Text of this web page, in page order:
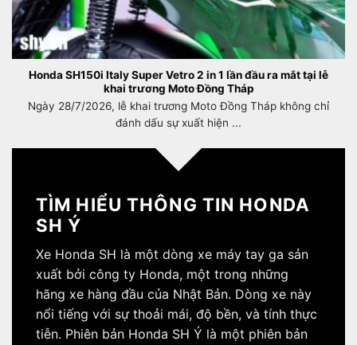
Honda SH150i Italy Super Vetro 2 in 1 lần đầu ra mắt tại lễ
khai trương Moto Đồng Tháp
Ngày 28/7/2026, lễ khai trương Moto Đồng Tháp không chỉ
đánh dấu sự xuất hiện ...
TÌM HIỂU THÔNG TIN HONDA
SH Ý
Xe Honda SH là một dòng xe máy tay ga sản
xuất bởi công ty Honda, một trong những
hãng xe hàng đầu của Nhật Bản. Dòng xe này
nổi tiếng với sự thoải mái, độ bền, và tính thực
tiễn. Phiên bản Honda SH Ý là một phiên bản